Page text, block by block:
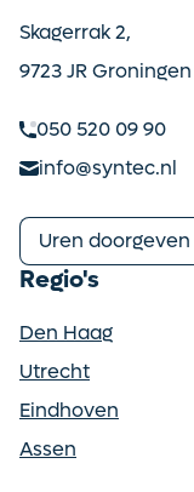
Skagerrak 2,
9723 JR Groningen
050 520 09 90
info@syntec.nl
Uren doorgeven
Regio's
Den Haag
Utrecht
Eindhoven
Assen